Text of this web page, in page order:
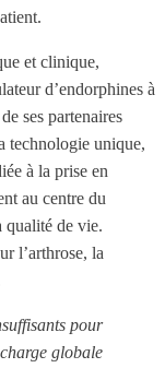
et clinique,
d’endorphines à
ses partenaires
technologie unique,
à la prise en
au centre du
qualité de vie.
l’arthrose, la
pour
globale